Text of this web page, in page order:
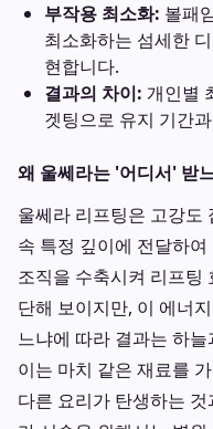
부작용 최소화: 볼패
최소화하는 섬세한
현합니다.
결과의 차이: 개인별
겟팅으로 유지 기간
왜 울쎄라는 '어디서' 받
울쎄라 리프팅은 고강도
속 특정 깊이에 전달하
조직을 수축시켜 리프팅
단해 보이지만, 이 에너
느냐에 따라 결과는 하
이는 마치 같은 재료를
다른 요리가 탄생하는